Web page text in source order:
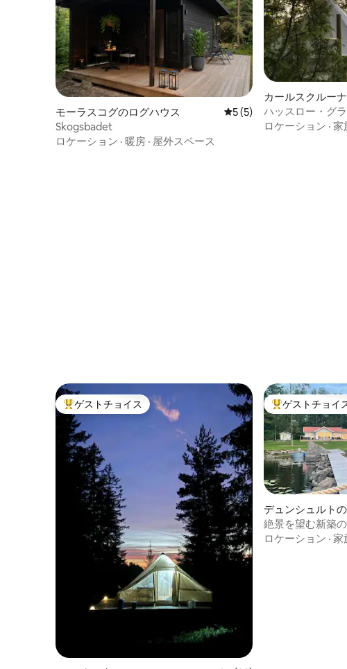
モーラスコグのログハウス レビュー5件、5つ星中5つ
5 (5)
Skogsbadet
ロケーション · 暖房 · 屋外スペース
カールスクルー
ハッスロー・グ
ロケーション · 家
大好評のゲストチョイスです。
ゲストチョイス 大好評のゲスト
ゲストチョイ
デュンシュルト
絶景を望む新築
ロケーション · 家